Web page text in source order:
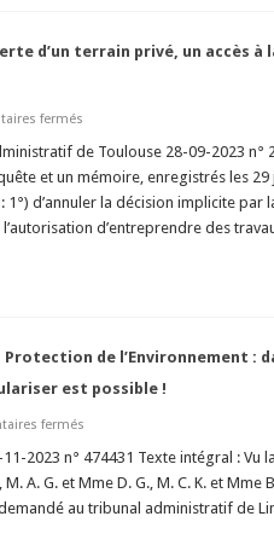
d’un terrain privé, un accès
ferméssur
urbain
desserte
d’un
terrain
privé,
suffisant,
c’est
trop
de Toulouse 28-09-2023 n°
et un mémoire, enregistrés les
1°) d’annuler la décision implicite
d’entreprendre des
de l’Environnement :
est possible !
ferméssur
Classée
la
Protection
de
2023 n° 474431 Texte intégral : Vu
A. G. et Mme D. G., M. C. K. et Mme
demandé au tribunal administratif de